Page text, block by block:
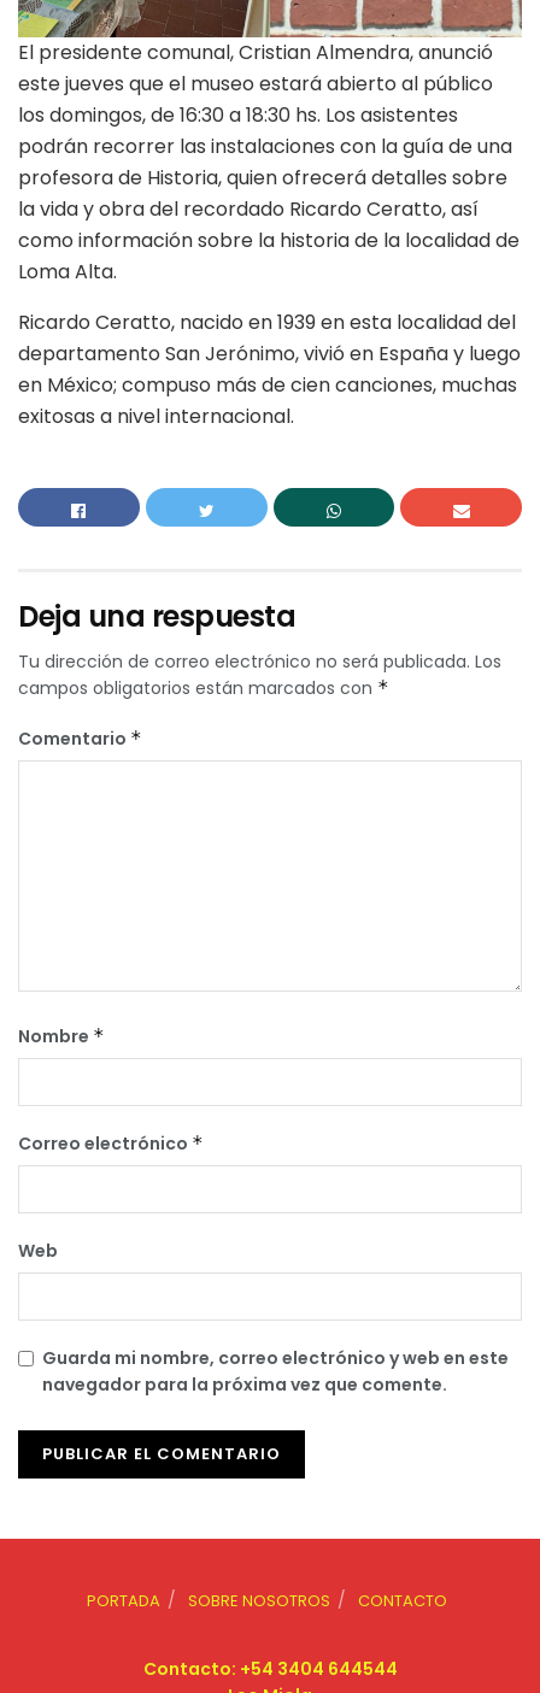
El presidente comunal, Cristian Almendra, anunció
este jueves que el museo estará abierto al público
los domingos, de 16:30 a 18:30 hs. Los asistentes
podrán recorrer las instalaciones con la guía de una
profesora de Historia, quien ofrecerá detalles sobre
la vida y obra del recordado Ricardo Ceratto, así
como información sobre la historia de la localidad de
Loma Alta.
Ricardo Ceratto, nacido en 1939 en esta localidad del
departamento San Jerónimo, vivió en España y luego
en México; compuso más de cien canciones, muchas
exitosas a nivel internacional.
Deja una respuesta
Tu dirección de correo electrónico no será publicada. Los
campos obligatorios están marcados con *
Comentario *
Nombre *
Correo electrónico *
Web
Guarda mi nombre, correo electrónico y web en este
navegador para la próxima vez que comente.
PORTADA SOBRE NOSOTROS CONTACTO
Contacto: +54 3404 644544